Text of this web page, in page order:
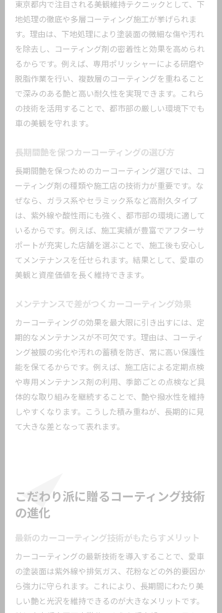
東京都内で注目される美観維持テクニックとして、下
地処理の徹底や多層コーティング施工が挙げられま
す。理由は、下地処理により塗装面の微細な傷や汚れ
を除去し、コーティング剤の密着性と効果を高められ
るからです。例えば、専用ポリッシャーによる研磨や
脱脂作業を行い、複数層のコーティングを重ねること
で深みのある艶と高い耐久性を実現できます。これら
の技術を活用することで、都市部の厳しい環境下でも
車の美観を守れます。
長期間艶を保つカーコーティングの選び方
長期間艶を保つためのカーコーティング選びでは、コ
ーティング剤の種類や施工店の技術力が重要です。な
ぜなら、ガラス系やセラミック系など高耐久タイプ
は、紫外線や酸性雨にも強く、都市部の環境に適して
いるからです。例えば、施工実績が豊富でアフターサ
ポートが充実した店舗を選ぶことで、施工後も安心し
てメンテナンスを任せられます。結果として、愛車の
美観と資産価値を長く維持できます。
メンテナンスで差がつくカーコーティング効果
カーコーティングの効果を最大限に引き出すには、定
期的なメンテナンスが不可欠です。理由は、コーティ
ング被膜の劣化や汚れの蓄積を防ぎ、常に高い保護性
能を保てるからです。例えば、施工店による定期点検
や専用メンテナンス剤の利用、季節ごとの点検など具
体的な取り組みを継続することで、艶や撥水性を維持
しやすくなります。こうした積み重ねが、長期的に見
て大きな差となって表れます。
こだわり派に贈るコーティング技術
の進化
最新のカーコーティング技術がもたらすメリット
カーコーティングの最新技術を導入することで、愛車
の塗装面は紫外線や排気ガス、花粉などの外的要因か
ら強力に守られます。これにより、長期間にわたり美
しい艶と光沢を維持できるのが大きなメリットです。